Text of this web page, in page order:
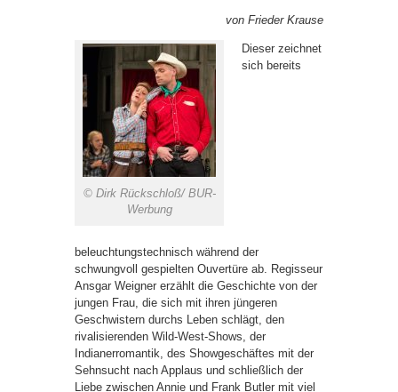
von Frieder Krause
© Dirk Rückschloß/ BUR-
Werbung
Dieser zeichnet
sich bereits
beleuchtungstechnisch während der
schwungvoll gespielten Ouvertüre ab. Regisseur
Ansgar Weigner erzählt die Geschichte von der
jungen Frau, die sich mit ihren jüngeren
Geschwistern durchs Leben schlägt, den
rivalisierenden Wild-West-Shows, der
Indianerromantik, des Showgeschäftes mit der
Sehnsucht nach Applaus und schließlich der
Liebe zwischen Annie und Frank Butler mit viel